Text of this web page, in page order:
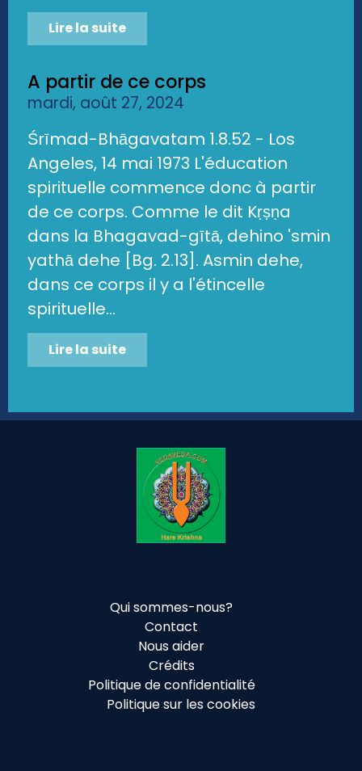
Lire la suite
A partir de ce corps
mardi, août 27, 2024
Śrīmad-Bhāgavatam 1.8.52 - Los
Angeles, 14 mai 1973 L'éducation
spirituelle commence donc à partir
de ce corps. Comme le dit Kṛṣṇa
dans la Bhagavad-gītā, dehino 'smin
yathā dehe [Bg. 2.13]. Asmin dehe,
dans ce corps il y a l'étincelle
spirituelle...
Lire la suite
Qui sommes-nous?
Contact
Nous aider
Crédits
Politique de confidentialité
Politique sur les cookies